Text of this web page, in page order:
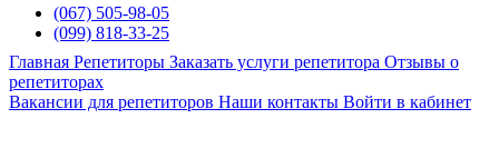
(067) 505-98-05
(099) 818-33-25
Главная Репетиторы Заказать услуги репетитора Отзывы о
репетиторах
Вакансии для репетиторов Наши контакты Войти в кабинет